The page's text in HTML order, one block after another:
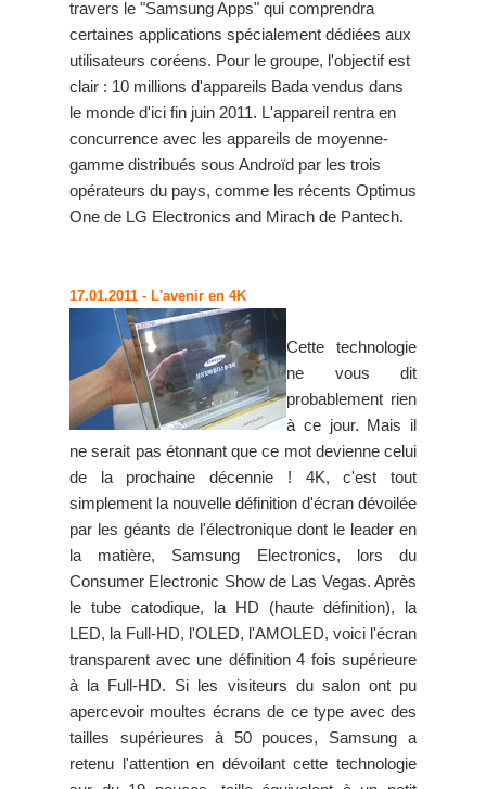
travers le "Samsung Apps" qui comprendra
certaines applications spécialement dédiées aux
utilisateurs coréens. Pour le groupe, l'objectif est
clair : 10 millions d'appareils Bada vendus dans
le monde d'ici fin juin 2011. L'appareil rentra en
concurrence avec les appareils de moyenne-
gamme distribués sous Androïd par les trois
opérateurs du pays, comme les récents Optimus
One de LG Electronics and Mirach de Pantech.
17.01.2011 - L'avenir en 4K
Cette technologie
ne vous dit
probablement rien
à ce jour. Mais il
ne serait pas étonnant que ce mot devienne celui
de la prochaine décennie ! 4K, c'est tout
simplement la nouvelle définition d'écran dévoilée
par les géants de l'électronique dont le leader en
la matière, Samsung Electronics, lors du
Consumer Electronic Show de Las Vegas. Après
le tube catodique, la HD (haute définition), la
LED, la Full-HD, l'OLED, l'AMOLED, voici l'écran
transparent avec une définition 4 fois supérieure
à la Full-HD. Si les visiteurs du salon ont pu
apercevoir moultes écrans de ce type avec des
tailles supérieures à 50 pouces, Samsung a
retenu l'attention en dévoilant cette technologie